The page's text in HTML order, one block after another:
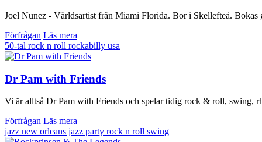
Joel Nunez - Världsartist från Miami Florida. Bor i Skellefteå. Bokas
Förfrågan Läs mera
50-tal rock n roll rockabilly usa
Dr Pam with Friends
Vi är alltså Dr Pam with Friends och spelar tidig rock & roll, swing,
Förfrågan Läs mera
jazz new orleans jazz party rock n roll swing